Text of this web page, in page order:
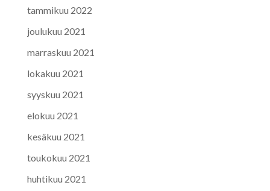
tammikuu 2022
joulukuu 2021
marraskuu 2021
lokakuu 2021
syyskuu 2021
elokuu 2021
kesäkuu 2021
toukokuu 2021
huhtikuu 2021